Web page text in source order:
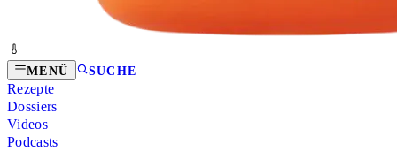
MENÜ SUCHE
Rezepte
Dossiers
Videos
Podcasts